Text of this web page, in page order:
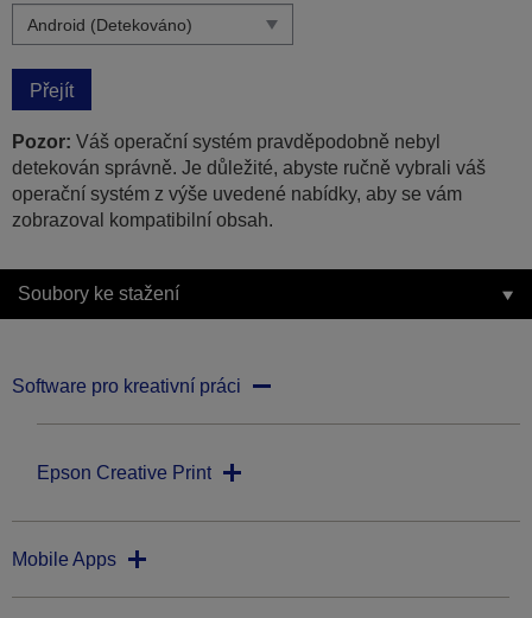
Přejít
Pozor: Váš operační systém pravděpodobně nebyl
detekován správně. Je důležité, abyste ručně vybrali váš
operační systém z výše uvedené nabídky, aby se vám
zobrazoval kompatibilní obsah.
Soubory ke stažení
Software pro kreativní práci
Epson Creative Print
Mobile Apps